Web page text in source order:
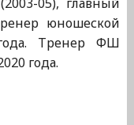
юношеской
Тренер ФШ
года.